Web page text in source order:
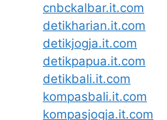
cnbckalbar.it.com
detikharian.it.com
detikjogja.it.com
detikpapua.it.com
detikbali.it.com
kompasbali.it.com
kompasjogja.it.com